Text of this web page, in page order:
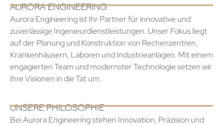
AURORA ENGINEERING
Aurora Engineering ist Ihr Partner für innovative und
zuverlässige Ingenieurdienstleistungen. Unser Fokus liegt
auf der Planung und Konstruktion von Rechenzentren,
Krankenhäusern, Laboren und Industrieanlagen. Mit einem
engagierten Team und modernster Technologie setzen wir
Ihre Visionen in die Tat um.
UNSERE PHILOSOPHIE
Bei Aurora Engineering stehen Innovation, Präzision und